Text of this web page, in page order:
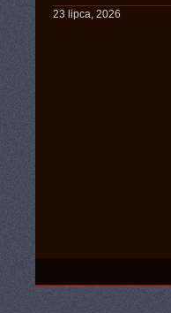
23 lipca, 2026